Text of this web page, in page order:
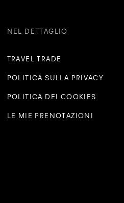
NEL DETTAGLIO
TRAVEL TRADE
POLITICA SULLA PRIVACY
POLITICA DEI COOKIES
LE MIE PRENOTAZIONI